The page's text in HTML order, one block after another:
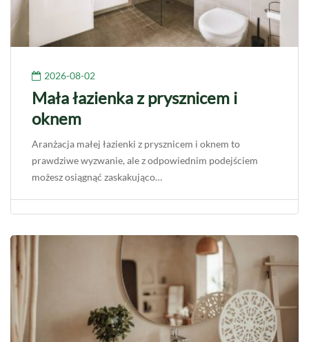
2026-08-02
Mała łazienka z prysznicem i
oknem
Aranżacja małej łazienki z prysznicem i oknem to
prawdziwe wyzwanie, ale z odpowiednim podejściem
możesz osiągnąć zaskakująco…